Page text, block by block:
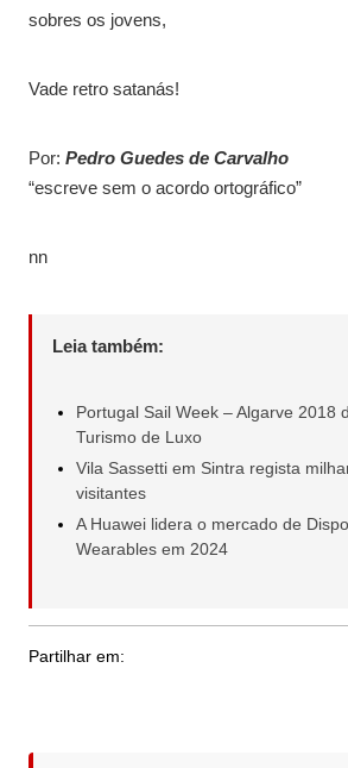
sobres os jovens,
Vade retro satanás!
Por: Pedro Guedes de Carvalho
“escreve sem o acordo ortográfico”
nn
Leia também:
Portugal Sail Week – Algarve 2018
Turismo de Luxo
Vila Sassetti em Sintra regista
visitantes
A Huawei lidera o mercado de
Wearables em 2024
Partilhar em: